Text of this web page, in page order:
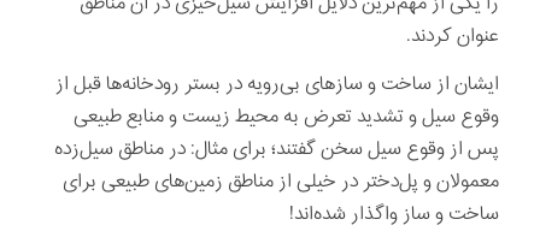
عنوان کردند.
ایشان از ساخت و سازهای بی‌رویه در بستر رودخانه‌‌ها قبل از
وقوع سیل و تشدید تعرض به محیط زیست و منابع طبیعی
پس از وقوع سیل سخن گفتند؛ برای مثال: در مناطق سیل‌زده
معمولان و پل‌دختر در خیلی از مناطق زمین‌های طبیعی برای
ساخت و ساز واگذار شده‌اند!